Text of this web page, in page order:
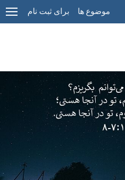
موضوع ها برای ثبت نام